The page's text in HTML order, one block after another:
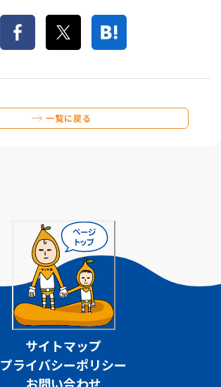
一覧に戻る
サイトマップ
プライバシーポリシー